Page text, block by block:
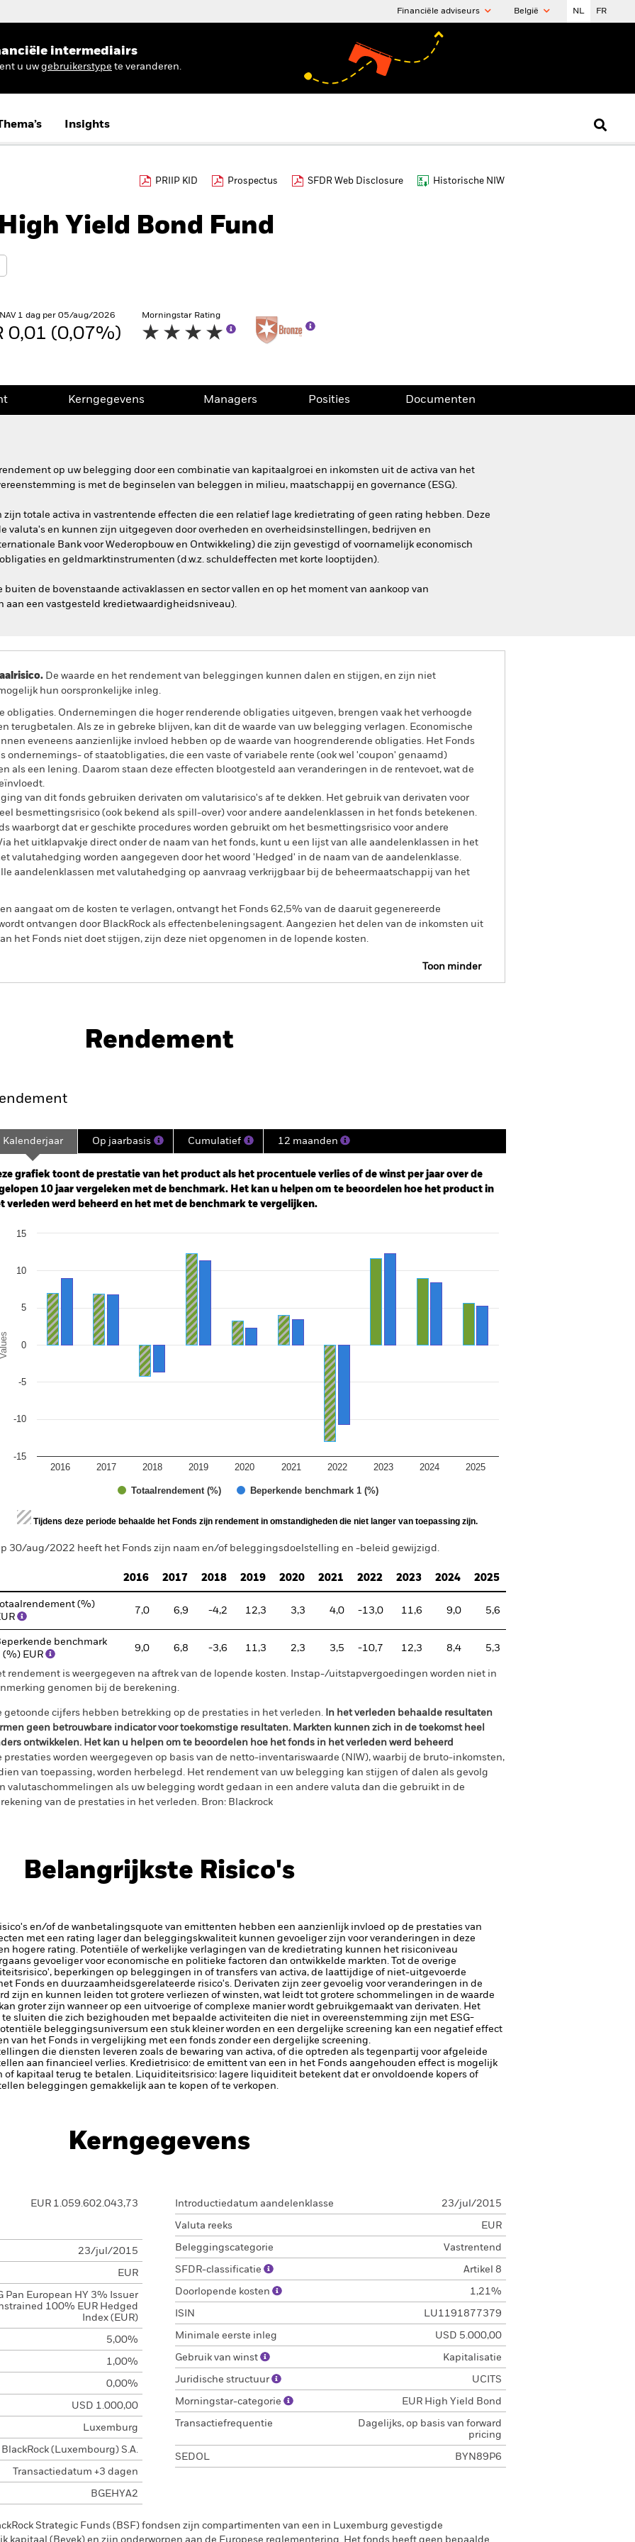
Financiële adviseurs België NL FR
intermediairs
u uw gebruikerstype te veranderen.
Insights
PRIIP KID Prospectus SFDR Web Disclosure Historische NIW
Yield Bond Fund
1 dag per 05/aug/2026
0,01 (0,07%)
Morningstar Rating
Kerngegevens Managers Posities Documenten
op uw belegging door een combinatie van kapitaalgroei en inkomsten uit de activa van het
is met de beginselen van beleggen in milieu, maatschappij en governance (ESG).
totale activa in vastrentende effecten die een relatief lage kredietrating of geen rating hebben. Deze
valuta's en kunnen zijn uitgegeven door overheden en overheidsinstellingen, bedrijven en
Bank voor Wederopbouw en Ontwikkeling) die zijn gevestigd of voornamelijk economisch
en geldmarktinstrumenten (d.w.z. schuldeffecten met korte looptijden).
de bovenstaande activaklassen en sector vallen en op het moment van aankoop van
aan een vastgesteld kredietwaardigheidsniveau).
De waarde en het rendement van beleggingen kunnen dalen en stijgen, en zijn niet
hun oorspronkelijke inleg.
obligaties. Ondernemingen die hoger renderende obligaties uitgeven, brengen vaak het verhoogde
terugbetalen. Als ze in gebreke blijven, kan dit de waarde van uw belegging verlagen. Economische
eveneens aanzienlijke invloed hebben op de waarde van hoogrenderende obligaties. Het Fonds
ondernemings- of staatobligaties, die een vaste of variabele rente (ook wel 'coupon' genaamd)
als een lening. Daarom staan deze effecten blootgesteld aan veranderingen in de rentevoet, wat de
van dit fonds gebruiken derivaten om valutarisico's af te dekken. Het gebruik van derivaten voor
besmettingsrisico (ook bekend als spill-over) voor andere aandelenklassen in het fonds betekenen.
waarborgt dat er geschikte procedures worden gebruikt om het besmettingsrisico voor andere
het uitklapvakje direct onder de naam van het fonds, kunt u een lijst van alle aandelenklassen in het
valutahedging worden aangegeven door het woord 'Hedged' in de naam van de aandelenklasse.
aandelenklassen met valutahedging op aanvraag verkrijgbaar bij de beheermaatschappij van het
aangaat om de kosten te verlagen, ontvangt het Fonds 62,5% van de daaruit gegenereerde
ontvangen door BlackRock als effectenbeleningsagent. Aangezien het delen van de inkomsten uit
het Fonds niet doet stijgen, zijn deze niet opgenomen in de lopende kosten.
Toon minder
Kerngegevens Managers
Rendement
2015-06-01 00:00:00 to 2026-07-31 00:00:00.
-40 to 80.
Kalenderjaar Op jaarbasis Cumulatief 12 maanden
grafiek toont de prestatie van het product als het procentuele verlies of de winst per jaar over de
10 jaar vergeleken met de benchmark. Het kan u helpen om te beoordelen hoe het product in
verleden werd beheerd en het met de benchmark te vergelijken.
chart with 2 data series.
chart has 1 X axis displaying categories.
chart has 1 Y axis displaying Values. Range: -15 to 15.
Values
Totaalrendement (%) Beperkende benchmark 1 (%)
2016 2017 2018 2019 2020 2021 2022 2023 2024 2025
-15
-10
-5
0
5
10
15
of interactive chart.
Tijdens deze periode behaalde het Fonds zijn rendement in omstandigheden die niet langer van toepassing zijn.
30/aug/2022 heeft het Fonds zijn naam en/of beleggingsdoelstelling en -beleid gewijzigd.
2016 2017 2018 2019 2020 2021 2022 2023 2024 2025
Totaalrendement (%)
7,0 6,9 -4,2 12,3 3,3 4,0 -13,0 11,6 9,0 5,6
benchmark
(%) EUR
9,0 6,8 -3,6 11,3 2,3 3,5 -10,7 12,3 8,4 5,3
rendement is weergegeven na aftrek van de lopende kosten. Instap-/uitstapvergoedingen worden niet in
genomen bij de berekening.
getoonde cijfers hebben betrekking op de prestaties in het verleden. In het verleden behaalde resultaten
geen betrouwbare indicator voor toekomstige resultaten. Markten kunnen zich in de toekomst heel
ontwikkelen. Het kan u helpen om te beoordelen hoe het fonds in het verleden werd beheerd
prestaties worden weergegeven op basis van de netto-inventariswaarde (NIW), waarbij de bruto-inkomsten,
van toepassing, worden herbelegd. Het rendement van uw belegging kan stijgen of dalen als gevolg
valutaschommelingen als uw belegging wordt gedaan in een andere valuta dan die gebruikt in de
van de prestaties in het verleden. Bron: Blackrock
Belangrijkste Risico's
en/of de wanbetalingsquote van emittenten hebben een aanzienlijk invloed op de prestaties van
met een rating lager dan beleggingskwaliteit kunnen gevoeliger zijn voor veranderingen in deze
hogere rating. Potentiële of werkelijke verlagingen van de kredietrating kunnen het risiconiveau
gevoeliger voor economische en politieke factoren dan ontwikkelde markten. Tot de overige
beperkingen op beleggingen in of transfers van activa, de laattijdige of niet-uitgevoerde
Fonds en duurzaamheidsgerelateerde risico's. Derivaten zijn zeer gevoelig voor veranderingen in de
zijn en kunnen leiden tot grotere verliezen of winsten, wat leidt tot grotere schommelingen in de waarde
groter zijn wanneer op een uitvoerige of complexe manier wordt gebruikgemaakt van derivaten. Het
sluiten die zich bezighouden met bepaalde activiteiten die niet in overeenstemming zijn met ESG-
beleggingsuniversum een stuk kleiner worden en een dergelijke screening kan een negatief effect
van het Fonds in vergelijking met een fonds zonder een dergelijke screening.
die diensten leveren zoals de bewaring van activa, of die optreden als tegenpartij voor afgeleide
aan financieel verlies. Kredietrisico: de emittent van een in het Fonds aangehouden effect is mogelijk
of kapitaal terug te betalen. Liquiditeitsrisico: lagere liquiditeit betekent dat er onvoldoende kopers of
beleggingen gemakkelijk aan te kopen of te verkopen.
Kerngegevens
EUR 1.059.602.043,73
23/jul/2015
EUR
Pan European HY 3% Issuer
100% EUR Hedged
Index (EUR)
5,00%
1,00%
0,00%
USD 1.000,00
Luxemburg
BlackRock (Luxembourg) S.A.
Transactiedatum +3 dagen
BGEHYA2
Introductiedatum aandelenklasse 23/jul/2015
Valuta reeks EUR
Beleggingscategorie Vastrentend
SFDR-classificatie Artikel 8
Doorlopende kosten 1,21%
ISIN LU1191877379
Minimale eerste inleg USD 5.000,00
Gebruik van winst Kapitalisatie
Juridische structuur UCITS
Morningstar-categorie EUR High Yield Bond
Transactiefrequentie
Dagelijks, op basis van forward
pricing
SEDOL BYN89P6
Strategic Funds (BSF) fondsen zijn compartimenten van een in Luxemburg gevestigde
kapitaal (Bevek) en zijn onderworpen aan de Europese reglementering. Het fonds heeft geen bepaalde